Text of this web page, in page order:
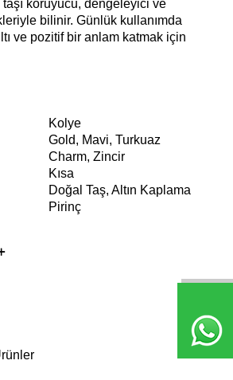
taşı koruyucu, dengeleyici ve
bilinir. Günlük kullanımda
ve pozitif bir anlam katmak için
Kolye
Gold, Mavi, Turkuaz
Charm, Zincir
Kısa
Doğal Taş, Altın Kaplama
Pirinç